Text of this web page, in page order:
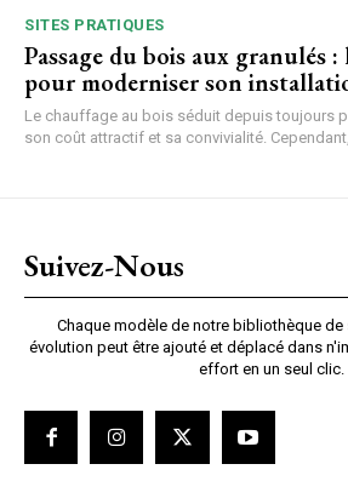
SITES PRATIQUES
Passage du bois aux granulés
pour moderniser son
Le chauffage au bois séduit depuis toujours
son coût attractif et sa convivialité.
Suivez-Nous
Chaque modèle de notre bibliothèque
évolution peut être ajouté et déplacé dans
effort en un seul clic.